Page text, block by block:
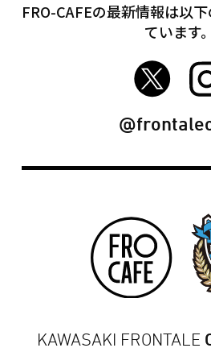
FRO-CAFEの最新情報は以
ています。
FRO-CAFE
KAWASAKI FRONTALE